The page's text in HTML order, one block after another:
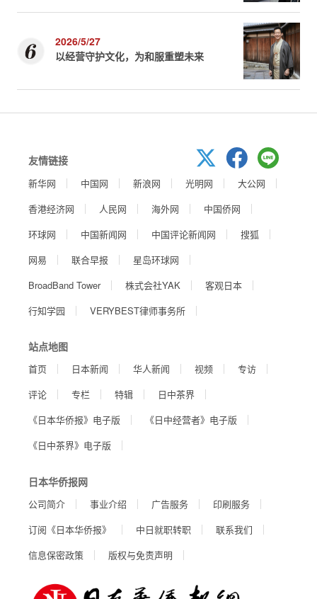
2026/5/27
以经营守护文化，为和服重塑未来
友情链接
新华网 中国网 新浪网 光明网
大公网
香港经济网
人民网 海外网
中国侨网
环球网
中国新闻网 中国评论新闻网
搜狐
网易
联合早报
星岛环球网
BroadBand Tower
株式会社YAK
客观日本
行知学园
VERYBEST律师事务所
站点地图
首页 日本新闻 华人新闻 视频
专访
评论
专栏 特辑
日中茶界
《日本华侨报》电子版
《日中经营者》电子版
《日中茶界》电子版
日本华侨报网
公司简介 事业介绍 广告服务
印刷服务
订阅《日本华侨报》
中日就职转职
联系我们
信息保密政策
版权与免责声明